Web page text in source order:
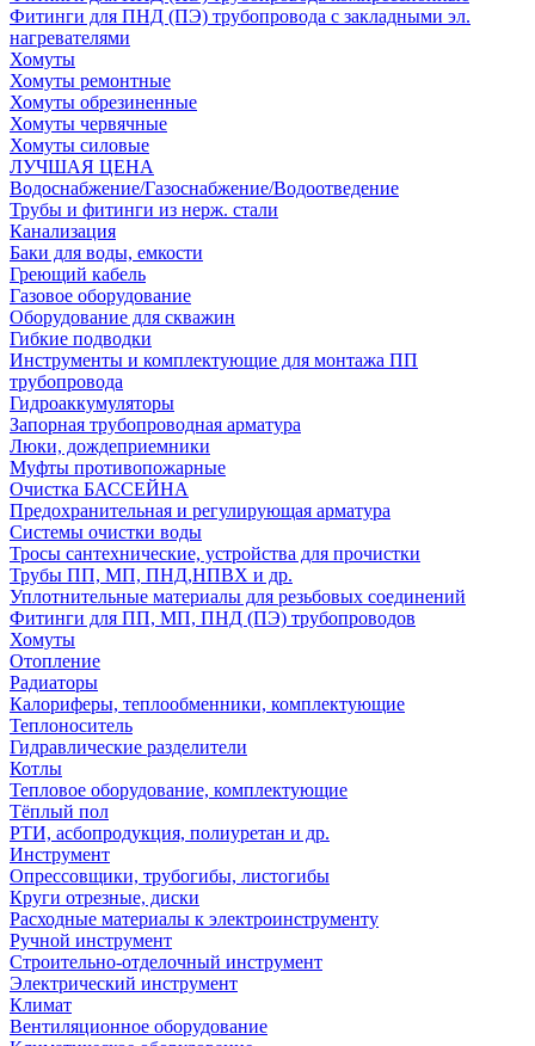
Фитинги для ПНД (ПЭ) трубопровода с закладными эл.
нагревателями
Хомуты
Хомуты ремонтные
Хомуты обрезиненные
Хомуты червячные
Хомуты силовые
ЛУЧШАЯ ЦЕНА
Водоснабжение/Газоснабжение/Водоотведение
Трубы и фитинги из нерж. стали
Канализация
Баки для воды, емкости
Греющий кабель
Газовое оборудование
Оборудование для скважин
Гибкие подводки
Инструменты и комплектующие для монтажа ПП
трубопровода
Гидроаккумуляторы
Запорная трубопроводная арматура
Люки, дождеприемники
Муфты противопожарные
Очистка БАССЕЙНА
Предохранительная и регулирующая арматура
Системы очистки воды
Тросы сантехнические, устройства для прочистки
Трубы ПП, МП, ПНД,НПВХ и др.
Уплотнительные материалы для резьбовых соединений
Фитинги для ПП, МП, ПНД (ПЭ) трубопроводов
Хомуты
Отопление
Радиаторы
Калориферы, теплообменники, комплектующие
Теплоноситель
Гидравлические разделители
Котлы
Тепловое оборудование, комплектующие
Тёплый пол
РТИ, асбопродукция, полиуретан и др.
Инструмент
Опрессовщики, трубогибы, листогибы
Круги отрезные, диски
Расходные материалы к электроинструменту
Ручной инструмент
Строительно-отделочный инструмент
Электрический инструмент
Климат
Вентиляционное оборудование